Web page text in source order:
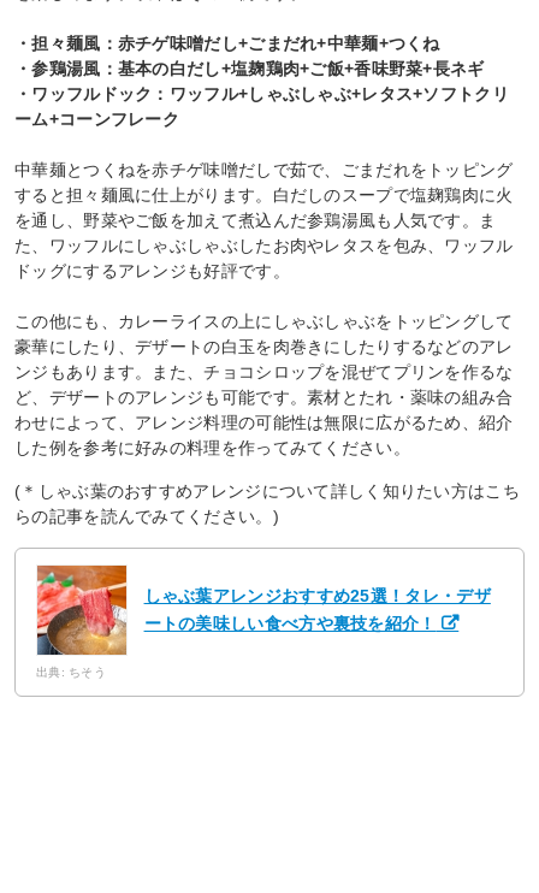
・担々麺風：赤チゲ味噌だし+ごまだれ+中華麺+つくね
・参鶏湯風：基本の白だし+塩麹鶏肉+ご飯+香味野菜+長ネギ
・ワッフルドック：ワッフル+しゃぶしゃぶ+レタス+ソフトクリ
ーム+コーンフレーク
中華麺とつくねを赤チゲ味噌だしで茹で、ごまだれをトッピング
すると担々麺風に仕上がります。白だしのスープで塩麹鶏肉に火
を通し、野菜やご飯を加えて煮込んだ参鶏湯風も人気です。ま
た、ワッフルにしゃぶしゃぶしたお肉やレタスを包み、ワッフル
ドッグにするアレンジも好評です。
この他にも、カレーライスの上にしゃぶしゃぶをトッピングして
豪華にしたり、デザートの白玉を肉巻きにしたりするなどのアレ
ンジもあります。また、チョコシロップを混ぜてプリンを作るな
ど、デザートのアレンジも可能です。素材とたれ・薬味の組み合
わせによって、アレンジ料理の可能性は無限に広がるため、紹介
した例を参考に好みの料理を作ってみてください。
(＊しゃぶ葉のおすすめアレンジについて詳しく知りたい方はこち
らの記事を読んでみてください。)
しゃぶ葉アレンジおすすめ25選！タレ・デザ
ートの美味しい食べ方や裏技を紹介！
出典: ちそう